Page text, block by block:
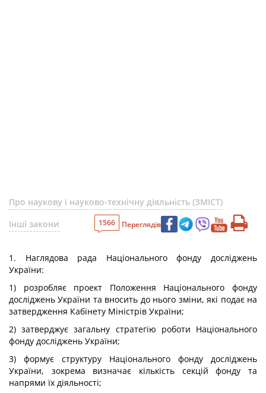
Про наукову і науково-технічну діяльність (ЗМІСТ)
Інші закони
1566 Переглядів
1. Наглядова рада Національного фонду досліджень
України:
1) розробляє проект Положення Національного фонду
досліджень України та вносить до нього зміни, які подає на
затвердження Кабінету Міністрів України;
2) затверджує загальну стратегію роботи Національного
фонду досліджень України;
3) формує структуру Національного фонду досліджень
України, зокрема визначає кількість секцій фонду та
напрями їх діяльності;